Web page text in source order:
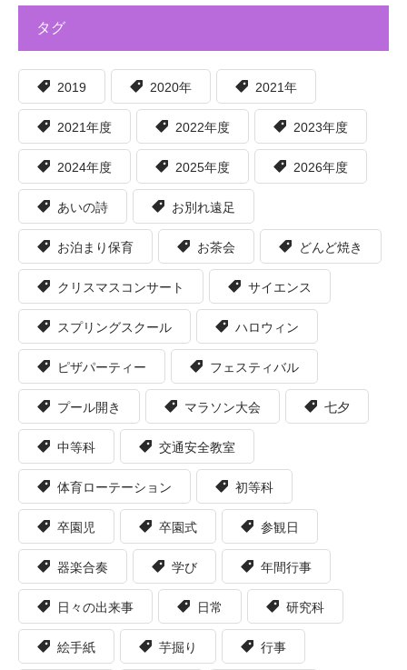
タグ
2019 2020年 2021年
2021年度 2022年度 2023年度
2024年度 2025年度 2026年度
あいの詩 お別れ遠足
お泊まり保育 お茶会 どんど焼き
クリスマスコンサート サイエンス
スプリングスクール ハロウィン
ピザパーティー フェスティバル
プール開き マラソン大会 七夕
中等科 交通安全教室
体育ローテーション 初等科
卒園児 卒園式 参観日
器楽合奏 学び 年間行事
日々の出来事 日常 研究科
絵手紙 芋掘り 行事